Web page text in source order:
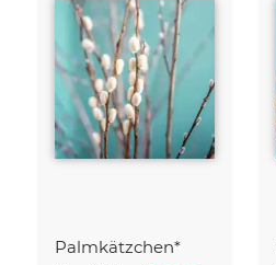
Palmkätzchen*